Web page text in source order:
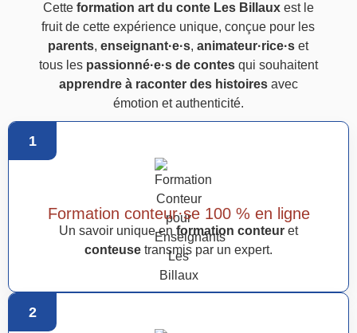
Cette formation art du conte Les Billauxest le
fruit de cette expérience unique, conçue pour les
parents,enseignant·e·s,animateur·rice·s et
tous les passionné·e·s de contesqui souhaitent
apprendre à raconter des histoiresavec
émotion et authenticité.
1
Formation conteur·se 100 % en ligne
Un savoir unique en formation conteur et
conteuse transmis par un expert.
2